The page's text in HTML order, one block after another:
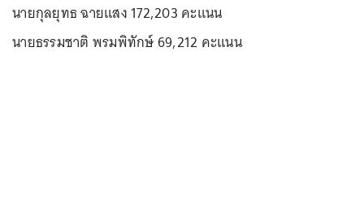
นายกุลยุทธ ฉายแสง 172,203 คะแนน
นายธรรมชาติ พรมพิทักษ์ 69,212 คะแนน